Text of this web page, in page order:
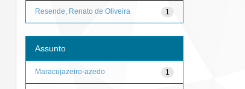
1
Resende, Renato de Oliveira
Assunto
1
Maracujazeiro-azedo